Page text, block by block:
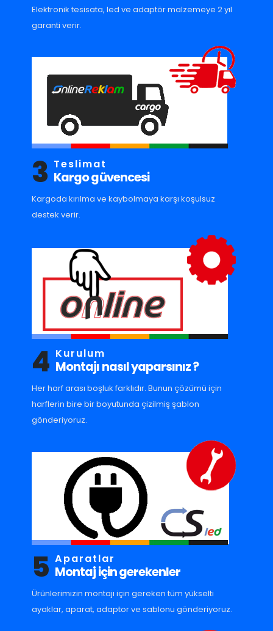
Elektronik tesisata, led ve adaptör malzemeye 2 yıl
garanti verir.
3 Teslimat
Kargo güvencesi
Kargoda kırılma ve kaybolmaya karşı koşulsuz
destek verir.
4 Kurulum
Montajı nasıl yaparsınız ?
Her harf arası boşluk farklıdır. Bunun çözümü için
harflerin bire bir boyutunda çizilmiş şablon
gönderiyoruz.
5 Aparatlar
Montaj için gerekenler
Ürünlerimizin montajı için gereken tüm yükselti
ayaklar, aparat, adaptor ve sablonu gönderiyoruz.